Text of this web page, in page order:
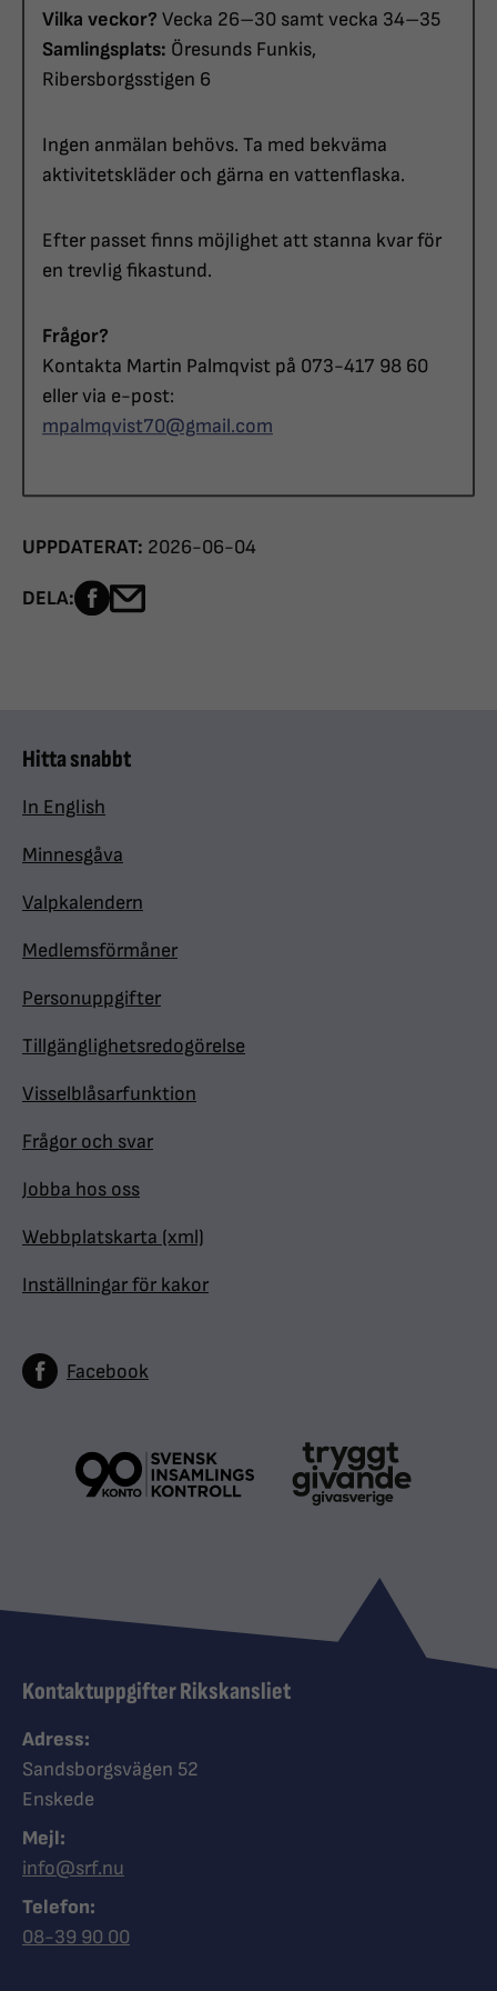
Vilka veckor? Vecka 26–30 samt vecka 34–35
Samlingsplats: Öresunds Funkis,
Ribersborgsstigen 6
Ingen anmälan behövs. Ta med bekväma
aktivitetskläder och gärna en vattenflaska.
Efter passet finns möjlighet att stanna kvar för
en trevlig fikastund.
Frågor?
Kontakta Martin Palmqvist på 073-417 98 60
eller via e-post:
mpalmqvist70@gmail.com
UPPDATERAT: 2026-06-04
DELA: Dela sidan på Facebook
Hitta snabbt
In English
Minnesgåva
Valpkalendern
Medlemsförmåner
Personuppgifter
Tillgänglighetsredogörelse
Visselblåsarfunktion
Frågor och svar
Jobba hos oss
Webbplatskarta (xml)
Inställningar för kakor
Facebook
Kontaktuppgifter Rikskansliet
Adress:
Sandsborgsvägen 52
Enskede
Mejl:
info@srf.nu
Telefon:
Ring Synskadades riksförbund
08-39 90 00